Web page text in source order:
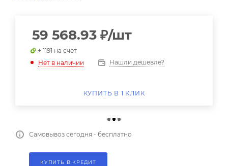
59 568.93 ₽/шт
+ 1191 на счет
Нет в наличии
Нашли дешевле?
КУПИТЬ В 1 КЛИК
Самовывоз сегодня - бесплатно
КУПИТЬ В КРЕДИТ